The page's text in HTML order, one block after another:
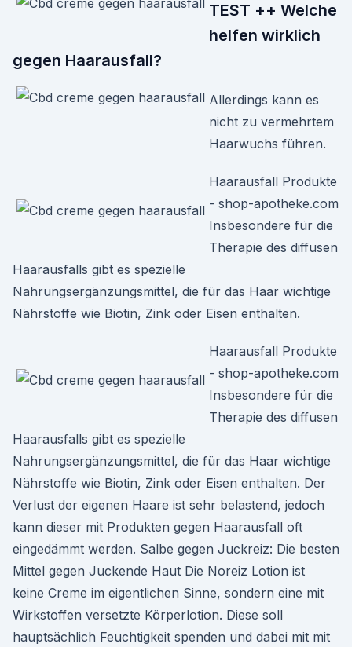
TEST ++ Welche
helfen wirklich
gegen Haarausfall?
Allerdings kann es
nicht zu vermehrtem
Haarwuchs führen.
Haarausfall Produkte
- shop-apotheke.com
Insbesondere für die
Therapie des diffusen
Haarausfalls gibt es spezielle
Nahrungsergänzungsmittel, die für das Haar wichtige
Nährstoffe wie Biotin, Zink oder Eisen enthalten.
Haarausfall Produkte
- shop-apotheke.com
Insbesondere für die
Therapie des diffusen
Haarausfalls gibt es spezielle
Nahrungsergänzungsmittel, die für das Haar wichtige
Nährstoffe wie Biotin, Zink oder Eisen enthalten. Der
Verlust der eigenen Haare ist sehr belastend, jedoch
kann dieser mit Produkten gegen Haarausfall oft
eingedämmt werden. Salbe gegen Juckreiz: Die besten
Mittel gegen Juckende Haut Die Noreiz Lotion ist
keine Creme im eigentlichen Sinne, sondern eine mit
Wirkstoffen versetzte Körperlotion. Diese soll
hauptsächlich Feuchtigkeit spenden und dabei mit mit